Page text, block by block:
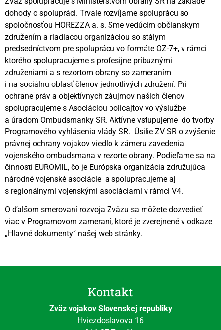
dohody o spolupráci. Trvale rozvíjame spoluprácu so
spoločnosťou HOREZZA a. s. Sme vedúcim občianskym
združením a riadiacou organizáciou so stálym
predsedníctvom pre spoluprácu vo formáte OZ-7+, v rámci
ktorého spolupracujeme s profesijne príbuznými
združeniami a s rezortom obrany so zameraním
i na sociálnu oblasť členov jednotlivých združení. Pri
ochrane práv a objektívnych záujmov našich členov
spolupracujeme s Asociáciou policajtov vo výslužbe
a úradom Ombudsmanky SR. Aktívne vstupujeme do tvorby
Programového vyhlásenia vlády SR. Úsilie ZV SR o zvýšenie
právnej ochrany vojakov viedlo k zámeru zavedenia
vojenského ombudsmana v rezorte obrany. Podieľame sa na
činnosti EUROMIL, čo je Európska organizácia združujúca
národné vojenské asociácie a spolupracujeme aj
s regionálnymi vojenskými asociáciami v rámci V4.
O ďalšom smerovaní rozvoja Zväzu sa môžete dozvedieť
viac v Programovom zameraní, ktoré je zverejnené v odkaze
„Hlavné dokumenty“ našej web stránky.
Kontakt
Zväz vojakov Slovenskej republiky
Hviezdoslavova 16